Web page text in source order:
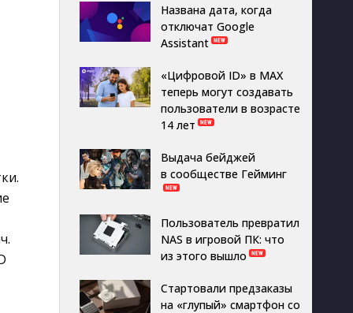
Названа дата, когда
отключат Google
Assistant
«Цифровой ID» в MAX
теперь могут создавать
пользователи в возрасте
14 лет
Выдача бейджей
в сообществе Гейминг
Пользователь превратил
NAS в игровой ПК: что
из этого вышло
Стартовали предзаказы
на «глупый» смартфон со